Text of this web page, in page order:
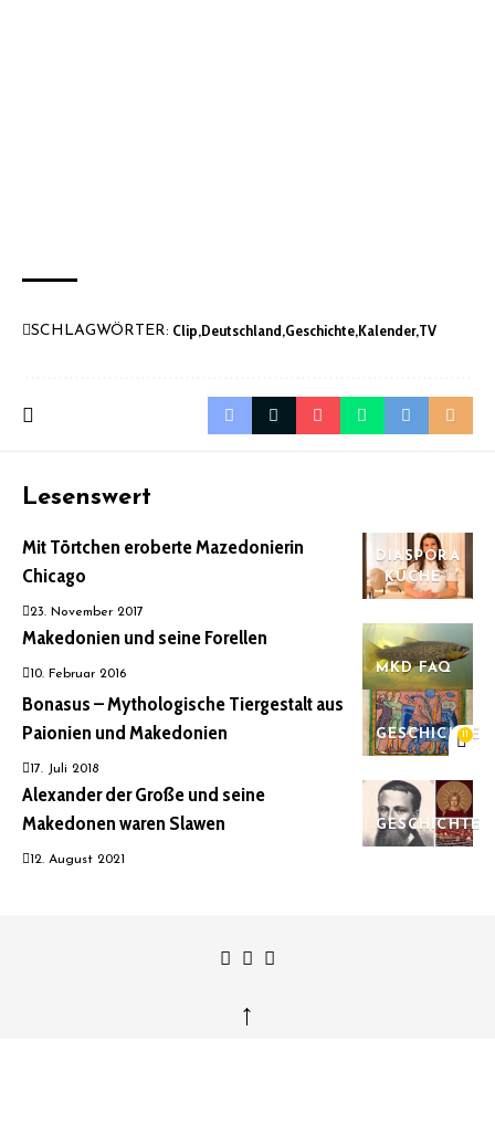
SCHLAGWÖRTER: Clip Deutschland Geschichte Kalender TV
Lesenswert
DIASPORA
KÜCHE
Mit Törtchen eroberte Mazedonierin
Chicago
23. November 2017
MKD FAQ
Makedonien und seine Forellen
10. Februar 2016
11
GESCHICHTE
Bonasus – Mythologische Tiergestalt aus
Paionien und Makedonien
17. Juli 2018
GESCHICHTE
Alexander der Große und seine
Makedonen waren Slawen
12. August 2021
↑